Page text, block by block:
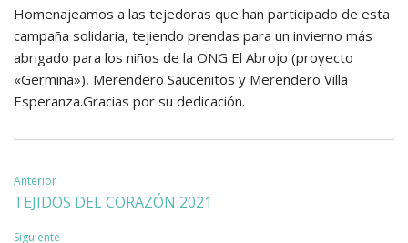
Homenajeamos a las tejedoras que han participado de esta
campaña solidaria, tejiendo prendas para un invierno más
abrigado para los niños de la ONG El Abrojo (proyecto
«Germina»), Merendero Sauceñitos y Merendero Villa
Esperanza.Gracias por su dedicación.
Navegación
de
Anterior
TEJIDOS DEL CORAZÓN 2021
Siguiente